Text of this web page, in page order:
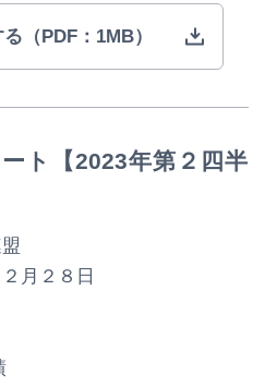
（PDF：1MB）
ト【2023年第２四半
月２８日